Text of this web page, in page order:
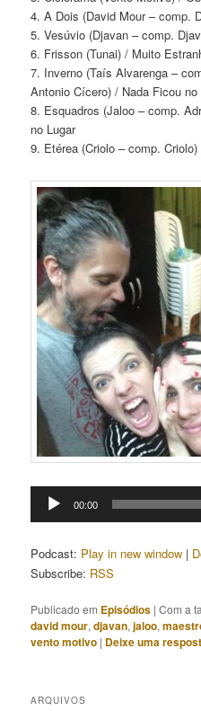
4. A Dois (David Mour – comp.
5. Vesúvio (Djavan – comp.
6. Frisson (Tunai) / Muito
7. Inverno (Taís Alvarenga –
Antonio Cícero) / Nada Ficou no
8. Esquadros (Jaloo – comp.
no Lugar
9. Etérea (Criolo – comp.
Tocador
00:00
Podcast: Play in new window |
Subscribe: RSS
Publicado em Episódios |Com a
david mour,djavan,jaloo,
vento motivo | Deixe uma
ARQUIVOS